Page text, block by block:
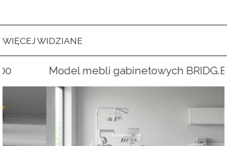
WIĘCEJ WIDZIANE
Model mebli gabinetowych BRIDG.ET